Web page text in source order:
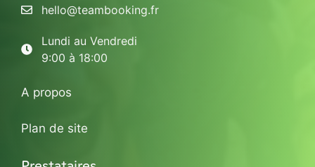
hello@teambooking.fr
Lundi au Vendredi
9:00 à 18:00
A propos
Plan de site